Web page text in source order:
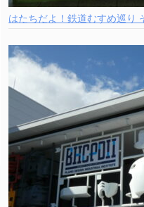
はたちだよ！鉄道むすめ巡り